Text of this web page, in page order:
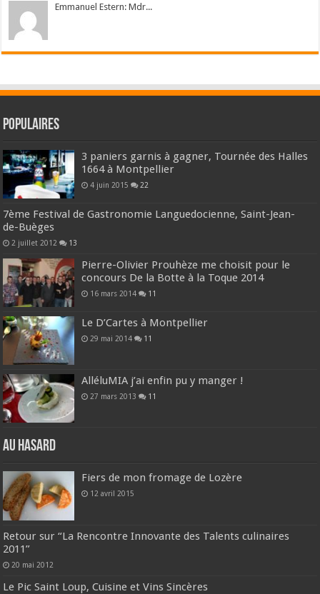
Emmanuel Estern: Mdr...
Populaires
3 paniers garnis à gagner, Tournée des Halles
1664 à Montpellier
4 juin 2015 22
7ème Festival de Gastronomie Languedocienne, Saint-Jean-
de-Buèges
2 juillet 2012 13
Pierre-Olivier Prouhèze me choisit pour le
concours De la Botte à la Toque 2014
16 mars 2014 11
Le D’Cartes à Montpellier
29 mai 2014 11
AlléluMIA j’ai enfin pu y manger !
27 mars 2013 11
Au hasard
Fiers de mon fromage de Lozère
12 avril 2015
Retour sur “La Rencontre Innovante des Talents culinaires
2011”
20 mai 2012
Le Pic Saint Loup, Cuisine et Vins Sincères